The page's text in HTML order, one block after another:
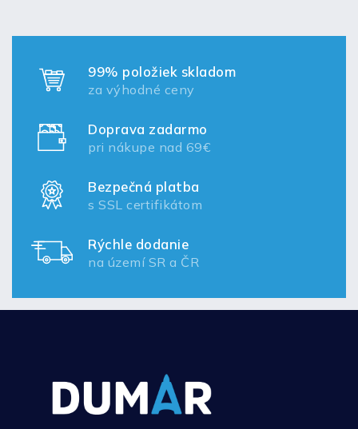
99% položiek skladom
za výhodné ceny
Doprava zadarmo
pri nákupe nad 69€
Bezpečná platba
s SSL certifikátom
Rýchle dodanie
na území SR a ČR